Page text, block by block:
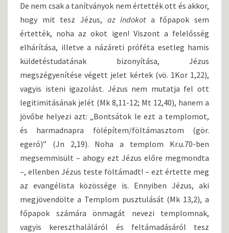
De nem csak a tanítványok nem értették ott és akkor,
hogy mit tesz Jézus, az indokota főpapok sem
értették, noha az okot igen! Viszont a felelősség
elhárítása, illetve a názáreti próféta esetleg hamis
küldetéstudatának bizonyítása, Jézus
megszégyenítése végett jelet kértek (vö. 1Kor 1,22),
vagyis isteni igazolást. Jézus nem mutatja fel ott
legitimitásának jelét (Mk 8,11-12; Mt 12,40), hanem a
jövőbe helyezi azt: „Bontsátok le ezt a templomot,
és harmadnapra fölépítem/föltámasztom (gör.
egeró)” (Jn 2,19). Noha a templom Kr.u.70-ben
megsemmisült – ahogy ezt Jézus előre megmondta
–, ellenben Jézus teste föltámadt! – ezt értette meg
az evangélista közössége is. Ennyiben Jézus, aki
megjövendölte a Templom pusztulását (Mk 13,2), a
főpapok számára önmagát nevezi templomnak,
vagyis kereszthaláláról és feltámadásáról tesz